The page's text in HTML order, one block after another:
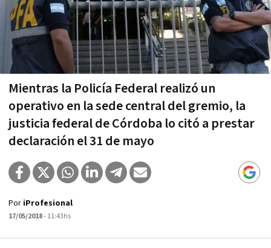
Mientras la Policía Federal realizó un
operativo en la sede central del gremio, la
justicia federal de Córdoba lo citó a prestar
declaración el 31 de mayo
Por iProfesional
17/05/2018- 11:43hs